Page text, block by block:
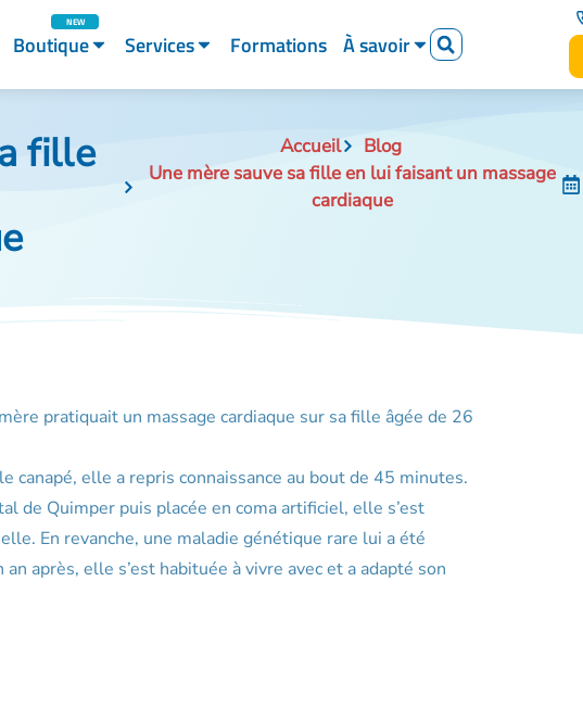
Boutique Services Formations À savoir
fille Accueil
Blog
Une mère sauve sa fille en lui faisant un massage
cardiaque
pratiquait un massage cardiaque sur sa fille âgée de 26
canapé, elle a repris connaissance au bout de 45 minutes.
de Quimper puis placée en coma artificiel, elle s’est
En revanche, une maladie génétique rare lui a été
après, elle s’est habituée à vivre avec et a adapté son